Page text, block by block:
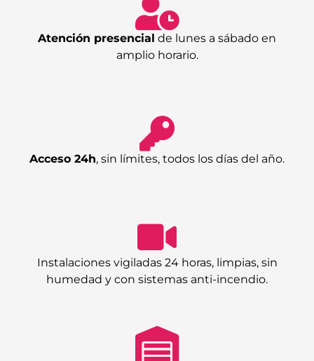
Atención presencial de lunes a sábado en
amplio horario.
Acceso 24h, sin límites, todos los días del año.
Instalaciones vigiladas 24 horas, limpias, sin
humedad y con sistemas anti-incendio.